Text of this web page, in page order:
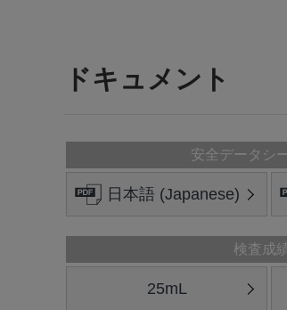
ドキュメント
安全データシ
日本語 (Japanese)
検査成
25mL